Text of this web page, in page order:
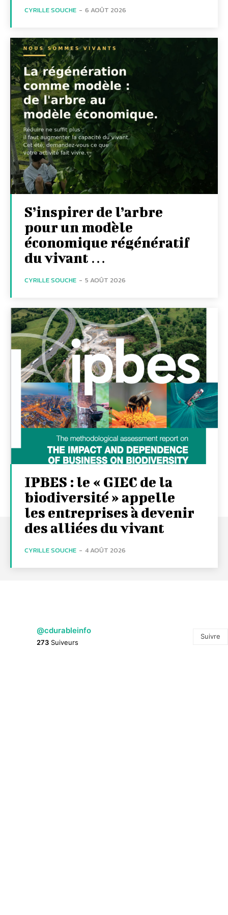
CYRILLE SOUCHE - 6 AOÛT 2026
S’inspirer de l’arbre
pour un modèle
économique régénératif
du vivant …
CYRILLE SOUCHE - 5 AOÛT 2026
IPBES : le « GIEC de la
biodiversité » appelle
les entreprises à devenir
des alliées du vivant
CYRILLE SOUCHE - 4 AOÛT 2026
@cdurableinfo
273 Suiveurs
Suivre